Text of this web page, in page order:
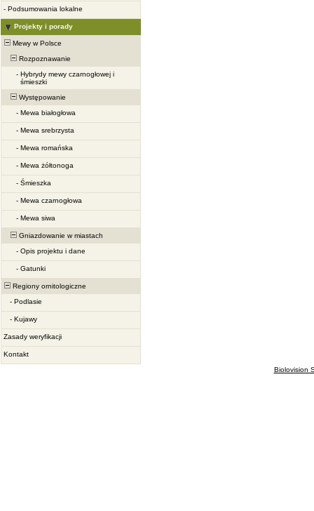
- Podsumowania lokalne
Projekty i porady
Mewy w Polsce
Rozpoznawanie
- Hybrydy mewy czarnogłowej i
śmieszki
Występowanie
- Mewa białogłowa
- Mewa srebrzysta
- Mewa romańska
- Mewa żółtonoga
- Śmieszka
- Mewa czarnogłowa
- Mewa siwa
Gniazdowanie w miastach
- Opis projektu i dane
- Gatunki
Regiony ornitologiczne
- Podlasie
- Kujawy
Zasady weryfikacji
Kontakt
Biolovision